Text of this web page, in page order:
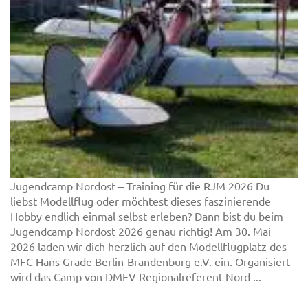
Jugendcamp Nordost – Training für die RJM 2026 Du
liebst Modellflug oder möchtest dieses faszinierende
Hobby endlich einmal selbst erleben? Dann bist du beim
Jugendcamp Nordost 2026 genau richtig! Am 30. Mai
2026 laden wir dich herzlich auf den Modellflugplatz des
MFC Hans Grade Berlin-Brandenburg e.V. ein. Organisiert
wird das Camp von DMFV Regionalreferent Nord ...